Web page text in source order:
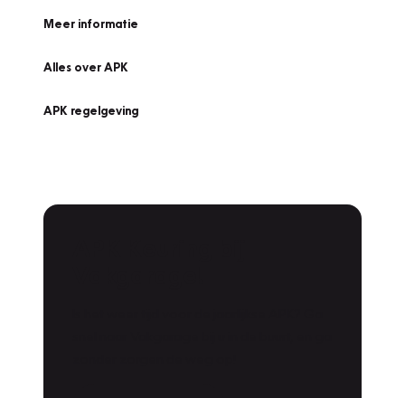
Meer informatie
Alles over APK
APK regelgeving